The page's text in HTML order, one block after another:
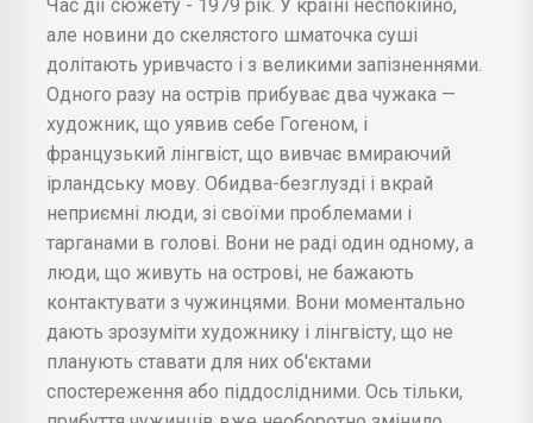
Час дії сюжету - 1979 рік. У країні неспокійно,
але новини до скелястого шматочка суші
долітають уривчасто і з великими запізненнями.
Одного разу на острів прибуває два чужака —
художник, що уявив себе Гогеном, і
французький лінгвіст, що вивчає вмираючий
ірландську мову. Обидва-безглузді і вкрай
неприємні люди, зі своїми проблемами і
тарганами в голові. Вони не раді один одному, а
люди, що живуть на острові, не бажають
контактувати з чужинцями. Вони моментально
дають зрозуміти художнику і лінгвісту, що не
планують ставати для них об'єктами
спостереження або піддослідними. Ось тільки,